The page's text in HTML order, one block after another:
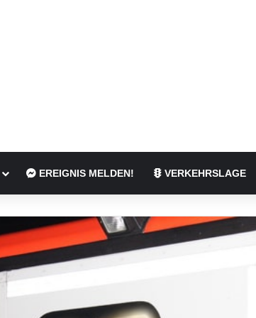
EREIGNIS MELDEN! VERKEHRSLAGE